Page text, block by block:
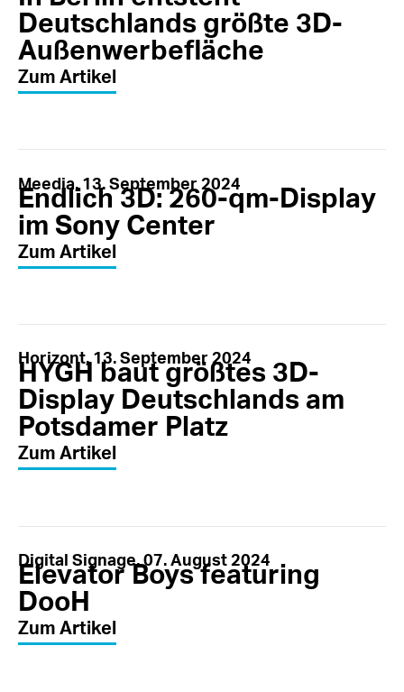
Deutschlands größte 3D-
Außenwerbefläche
Zum Artikel
Meedia, 13. September 2024
Endlich 3D: 260-qm-Display
im Sony Center​
Zum Artikel
Horizont, 13. September 2024
HYGH baut größtes 3D-
Display Deutschlands am
Potsdamer Platz
Zum Artikel
Digital Signage, 07. August 2024
Elevator Boys featuring
DooH
Zum Artikel